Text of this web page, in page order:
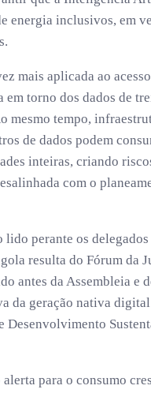
energia inclusivos, em
mais aplicada ao
em torno dos dados de
mesmo tempo,
de dados podem
inteiras, criando
com o
lido perante os delegados
resulta do Fórum da
antes da Assembleia e
da geração nativa
Desenvolvimento
para o consumo